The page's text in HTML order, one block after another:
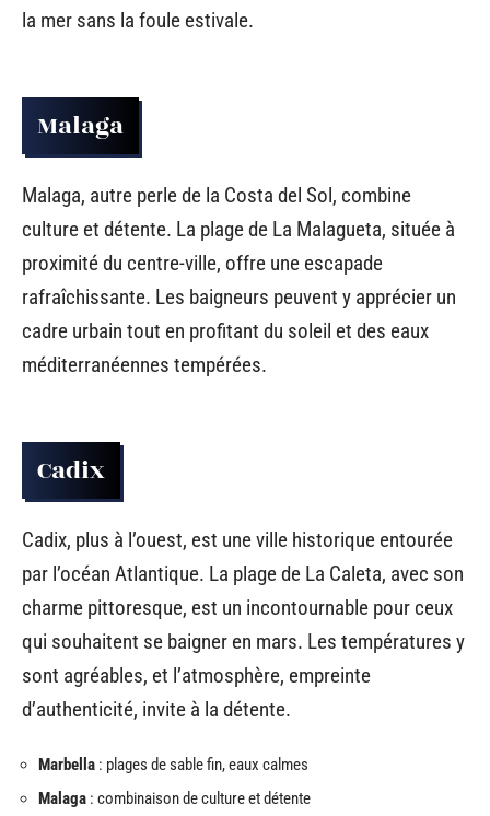
la mer sans la foule estivale.
Malaga
Malaga, autre perle de la Costa del Sol, combine
culture et détente. La plage de La Malagueta, située à
proximité du centre-ville, offre une escapade
rafraîchissante. Les baigneurs peuvent y apprécier un
cadre urbain tout en profitant du soleil et des eaux
méditerranéennes tempérées.
Cadix
Cadix, plus à l’ouest, est une ville historique entourée
par l’océan Atlantique. La plage de La Caleta, avec son
charme pittoresque, est un incontournable pour ceux
qui souhaitent se baigner en mars. Les températures y
sont agréables, et l’atmosphère, empreinte
d’authenticité, invite à la détente.
Marbella : plages de sable fin, eaux calmes
Malaga : combinaison de culture et détente